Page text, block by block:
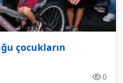
çocukların
0